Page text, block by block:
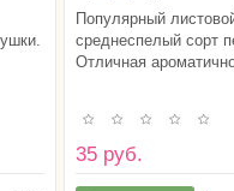
Популярный
среднеспелый сорт
Отличная
35 руб.